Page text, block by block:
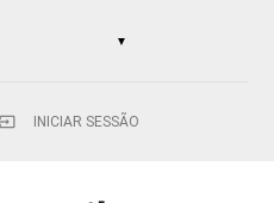
▼
INICIAR SESSÃO
input